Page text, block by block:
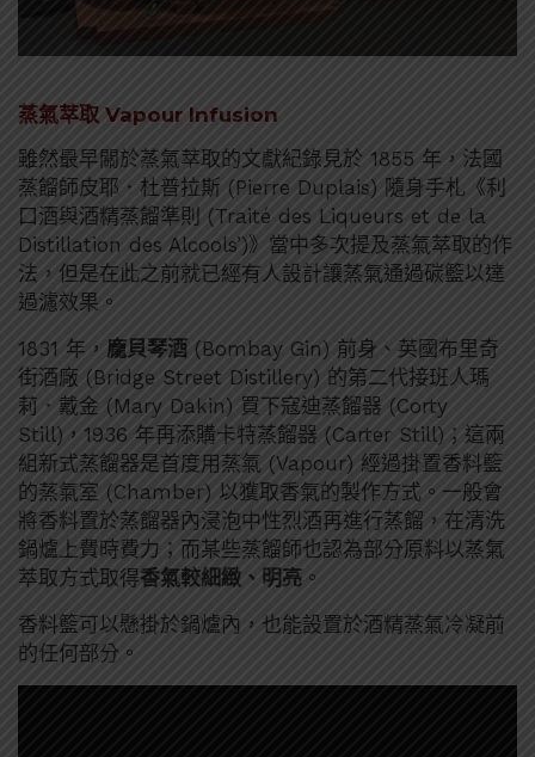
蒸氣萃取 Vapour Infusion
雖然最早關於蒸氣萃取的文獻紀錄見於 1855 年，法國
蒸餾師皮耶．杜普拉斯 (Pierre Duplais) 隨身手札《利
口酒與酒精蒸餾準則 (Traité des Liqueurs et de la
Distillation des Alcools’)》當中多次提及蒸氣萃取的作
法，但是在此之前就已經有人設計讓蒸氣通過碳籃以達
過濾效果。
1831 年， 龐貝琴酒 (Bombay Gin) 前身、英國布里奇
街酒廠 (Bridge Street Distillery) 的第二代接班人瑪
莉．戴金 (Mary Dakin) 買下寇迪蒸餾器 (Corty
Still)，1936 年再添購卡特蒸餾器 (Carter Still)；這兩
組新式蒸餾器是首度用蒸氣 (Vapour) 經過掛置香料籃
的蒸氣室 (Chamber) 以獲取香氣的製作方式。一般會
將香料置於蒸餾器內浸泡中性烈酒再進行蒸餾，在清洗
鍋爐上費時費力；而某些蒸餾師也認為部分原料以蒸氣
萃取方式取得香氣較細緻、明亮 。
香料籃可以懸掛於鍋爐內，也能設置於酒精蒸氣冷凝前
的任何部分。